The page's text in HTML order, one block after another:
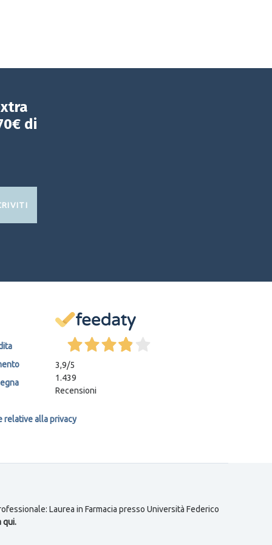
di
relative alla privacy
3,9/5
1.439
Recensioni
Laurea in Farmacia presso Università Federico
qui.